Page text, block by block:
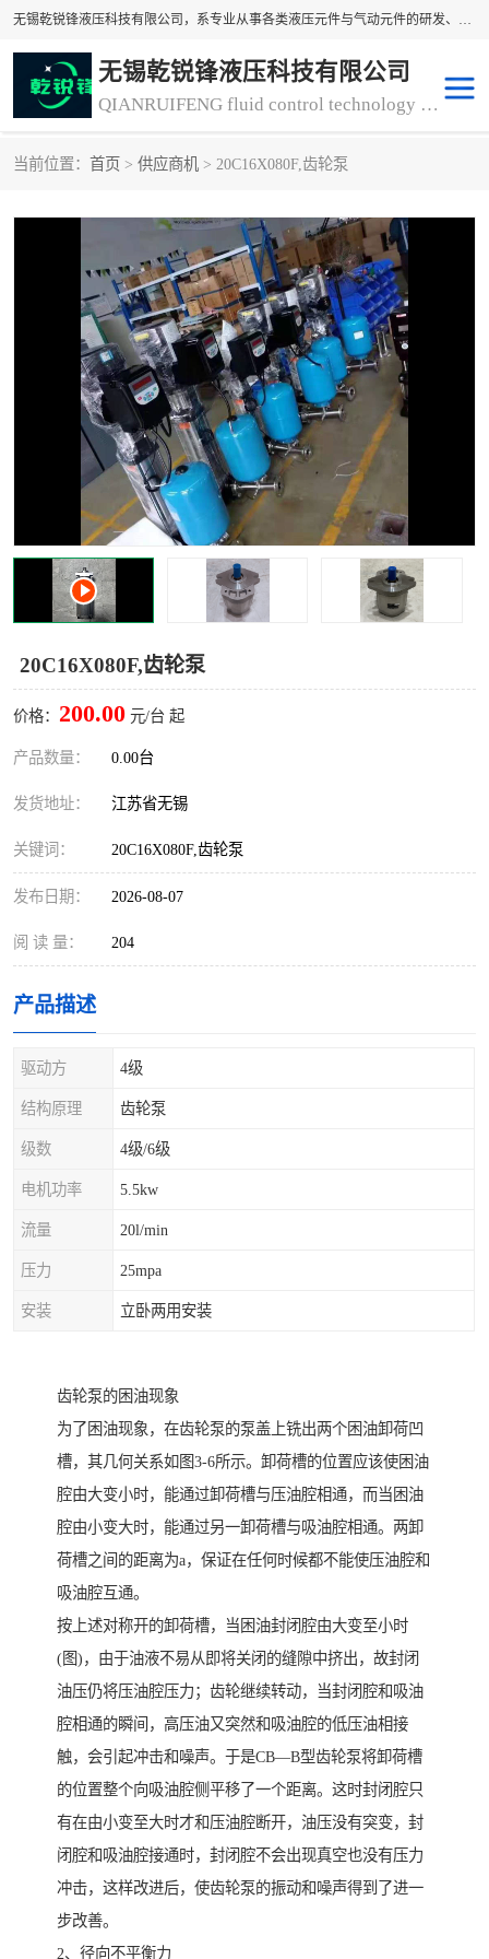
无锡乾锐锋液压科技有限公司，系专业从事各类液压元件与气动元件的研发、生产和销售业务为一体的生产型齿轮泵厂家、液压齿轮泵厂家。主要生产销售风冷式冷却器、液压油风冷却器，冷却器厂家直销、齿轮泵型号、齿轮泵厂家排名详情可来电咨询！
无锡乾锐锋液压科技有限公司
QIANRUIFENG fluid control technology co. LTD
当前位置： 首页 > 供应商机 > 20C16X080F,齿轮泵
20C16X080F,齿轮泵
价格： 200.00 元/台 起
产品数量： 0.00台
发货地址： 江苏省无锡
关键词： 20C16X080F,齿轮泵
发布日期： 2026-08-07
阅 读 量： 204
产品描述
驱动方 4级
结构原理 齿轮泵
级数 4级/6级
电机功率 5.5kw
流量 20l/min
压力 25mpa
安装 立卧两用安装
齿轮泵的困油现象
为了困油现象，在齿轮泵的泵盖上铣出两个困油卸荷凹
槽，其几何关系如图3-6所示。卸荷槽的位置应该使困油
腔由大变小时，能通过卸荷槽与压油腔相通，而当困油
腔由小变大时，能通过另一卸荷槽与吸油腔相通。两卸
荷槽之间的距离为a，保证在任何时候都不能使压油腔和
吸油腔互通。
按上述对称开的卸荷槽，当困油封闭腔由大变至小时
(图)，由于油液不易从即将关闭的缝隙中挤出，故封闭
油压仍将压油腔压力；齿轮继续转动，当封闭腔和吸油
腔相通的瞬间，高压油又突然和吸油腔的低压油相接
触，会引起冲击和噪声。于是CB—B型齿轮泵将卸荷槽
的位置整个向吸油腔侧平移了一个距离。这时封闭腔只
有在由小变至大时才和压油腔断开，油压没有突变，封
闭腔和吸油腔接通时，封闭腔不会出现真空也没有压力
冲击，这样改进后，使齿轮泵的振动和噪声得到了进一
步改善。
2、径向不平衡力
过滤器
离合器、制动器 气动元器件
齿轮泵厂家